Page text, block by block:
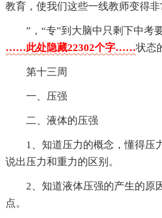
教育，使我们这些一线教师变得非
”，“专”到大脑中只剩下中考
……此处隐藏22302个字……状态
第十三周
一、压强
二、液体的压强
1、知道压力的概念，懂得压
说出压力和重力的区别。
2、知道液体压强的产生的原
点。